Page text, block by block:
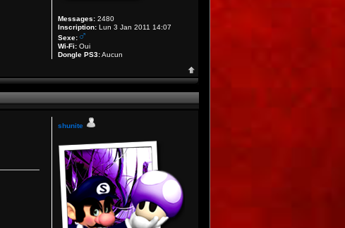
Messages: 2480
Inscription: Lun 3 Jan 2011 14:07
Sexe:
Wi-Fi: Oui
Dongle PS3:Aucun
shunite